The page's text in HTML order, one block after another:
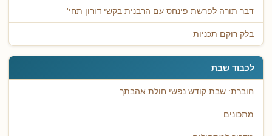
דבר תורה לפרשת פינחס עם הרבנית בקשי דורון תחי'
בלק רוקם תכניות
לכבוד שבת
חוברת: שבת קודש נפשי חולת אהבתך
מתכונים